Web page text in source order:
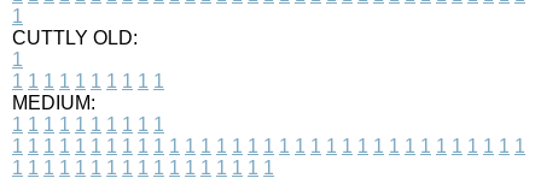
1
CUTTLY OLD:
1
1 1 1 1 1 1 1 1 1 1
MEDIUM:
1 1 1 1 1 1 1 1 1 1
1 1 1 1 1 1 1 1 1 1 1 1 1 1 1 1 1 1 1 1 1 1 1 1 1 1 1 1 1 1 1 1 1
1 1 1 1 1 1 1 1 1 1 1 1 1 1 1 1 1